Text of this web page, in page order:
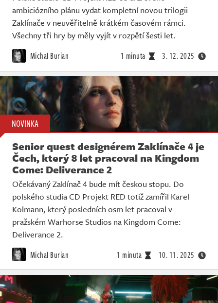
ambiciózního plánu vydat kompletní novou trilogii
Zaklínače v neuvěřitelně krátkém časovém rámci.
Všechny tři hry by měly vyjít v rozpětí šesti let.
Michal Burian 1 minuta 3. 12. 2025
NOVINKA
Senior quest designérem Zaklínače 4 je
Čech, který 8 let pracoval na Kingdom
Come: Deliverance 2
Očekávaný Zaklínač 4 bude mít českou stopu. Do
polského studia CD Projekt RED totiž zamířil Karel
Kolmann, který posledních osm let pracoval v
pražském Warhorse Studios na Kingdom Come:
Deliverance 2.
Michal Burian 1 minuta 10. 11. 2025